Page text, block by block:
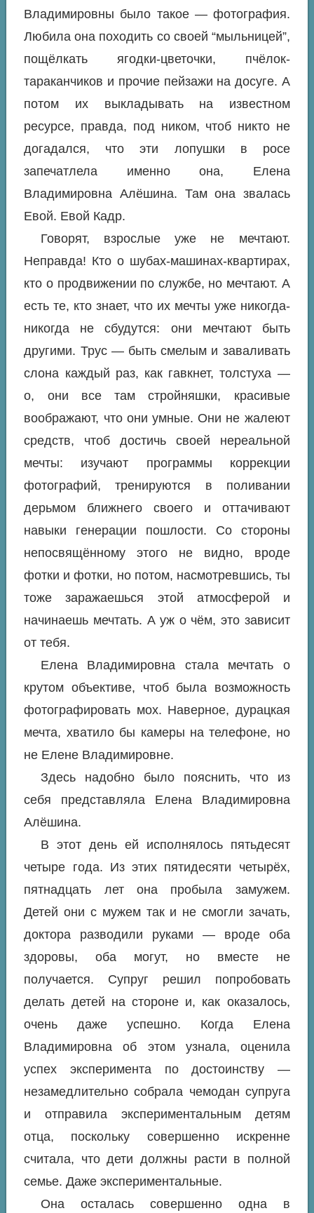
Владимировны было такое — фотография.
Любила она походить со своей “мыльницей”,
пощёлкать ягодки-цветочки, пчёлок-
тараканчиков и прочие пейзажи на досуге. А
потом их выкладывать на известном
ресурсе, правда, под ником, чтоб никто не
догадался, что эти лопушки в росе
запечатлела именно она, Елена
Владимировна Алёшина. Там она звалась
Евой. Евой Кадр.
Говорят, взрослые уже не мечтают.
Неправда! Кто о шубах-машинах-квартирах,
кто о продвижении по службе, но мечтают. А
есть те, кто знает, что их мечты уже никогда-
никогда не сбудутся: они мечтают быть
другими. Трус — быть смелым и заваливать
слона каждый раз, как гавкнет, толстуха —
о, они все там стройняшки, красивые
воображают, что они умные. Они не жалеют
средств, чтоб достичь своей нереальной
мечты: изучают программы коррекции
фотографий, тренируются в поливании
дерьмом ближнего своего и оттачивают
навыки генерации пошлости. Со стороны
непосвящённому этого не видно, вроде
фотки и фотки, но потом, насмотревшись, ты
тоже заражаешься этой атмосферой и
начинаешь мечтать. А уж о чём, это зависит
от тебя.
Елена Владимировна стала мечтать о
крутом объективе, чтоб была возможность
фотографировать мох. Наверное, дурацкая
мечта, хватило бы камеры на телефоне, но
не Елене Владимировне.
Здесь надобно было пояснить, что из
себя представляла Елена Владимировна
Алёшина.
В этот день ей исполнялось пятьдесят
четыре года. Из этих пятидесяти четырёх,
пятнадцать лет она пробыла замужем.
Детей они с мужем так и не смогли зачать,
доктора разводили руками — вроде оба
здоровы, оба могут, но вместе не
получается. Супруг решил попробовать
делать детей на стороне и, как оказалось,
очень даже успешно. Когда Елена
Владимировна об этом узнала, оценила
успех эксперимента по достоинству —
незамедлительно собрала чемодан супруга
и отправила экспериментальным детям
отца, поскольку совершенно искренне
считала, что дети должны расти в полной
семье. Даже экспериментальные.
Она осталась совершенно одна в